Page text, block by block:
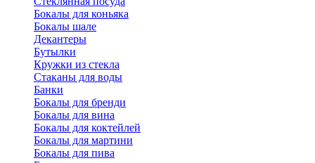
Бокалы для коньяка
Бокалы шале
Декантеры
Бутылки
Кружки из стекла
Стаканы для воды
Банки
Бокалы для бренди
Бокалы для вина
Бокалы для коктейлей
Бокалы для мартини
Бокалы для пива